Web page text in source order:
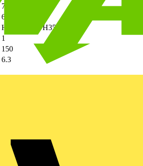
75
6.1
Hutschiene TH35
1
150
6.3